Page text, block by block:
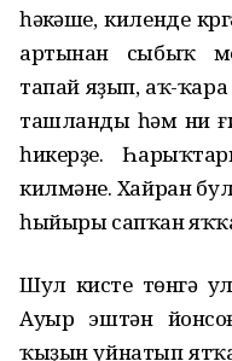
һәүкәше, киленде
артынан сыбыҡ
тапай яҙып, аҡ-ҡара
ташланды һәм ни
һикерҙе.
килмәне. Хайран
һыйыры сапҡан
Шул кисте төнгә
Ауыр эштән
ҡыҙын уйнатып